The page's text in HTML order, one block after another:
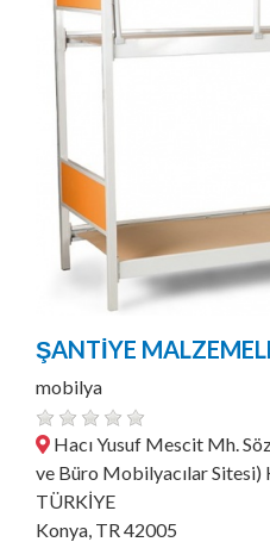
ŞANTİYE
mobilya
Hacı Yusuf Mescit Mh.
ve Büro Mobilyacılar
TÜRKİYE
Konya, TR 42005